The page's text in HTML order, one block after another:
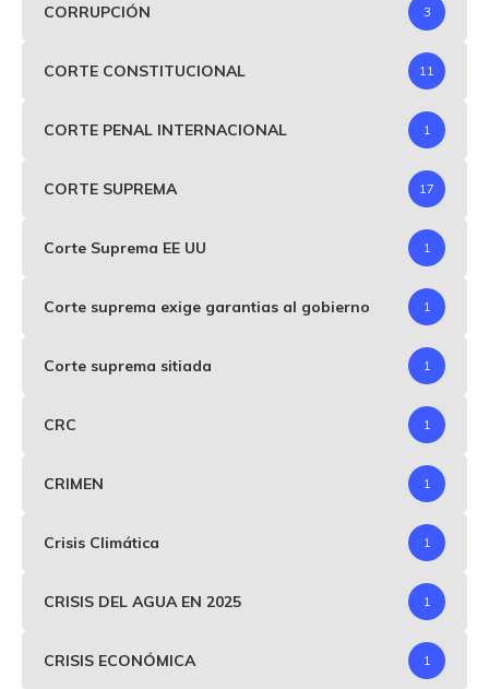
CORRUPCIÓN 3
CORTE CONSTITUCIONAL 11
CORTE PENAL INTERNACIONAL 1
CORTE SUPREMA 17
Corte Suprema EE UU 1
Corte suprema exige garantias al gobierno 1
Corte suprema sitiada 1
CRC 1
CRIMEN 1
Crisis Climática 1
CRISIS DEL AGUA EN 2025 1
CRISIS ECONÓMICA 1